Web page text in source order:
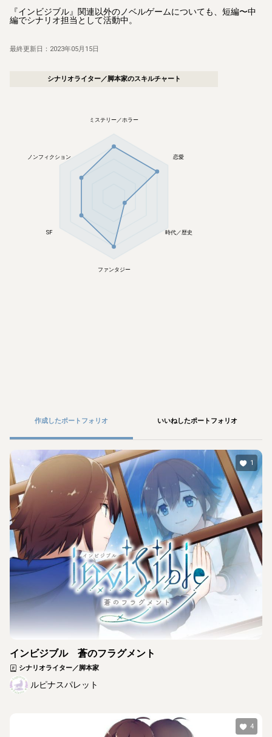
『インビジブル』関連以外のノベルゲームについても、短編〜中
編でシナリオ担当として活動中。
最終更新日： 2023年05月15日
シナリオライター／脚本家のスキルチャート
ミステリー／ホラー
恋愛
時代／歴史
ファンタジー
SF
ノンフィクション
作成したポートフォリオ いいねしたポートフォリオ
1
インビジブル 蒼のフラグメント
シナリオライター／脚本家
ルピナスパレット
4